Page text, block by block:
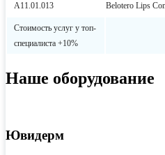
А11.01.013 Belotero Lips
Стоимость услуг у топ-
специалиста +10%
Наше оборудование
Ювидерм